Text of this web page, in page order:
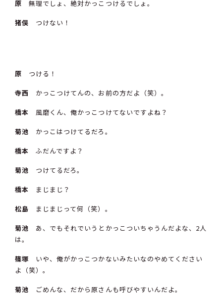
原 無理でしょ、絶対かっこつけるでしょ。
猪俣 つけない！
原 つける！
寺西 かっこつけてんの、お前の方だよ（笑）。
橋本 風磨くん、俺かっこつけてないですよね？
菊池 かっこはつけてるだろ。
橋本 ふだんですよ？
菊池 つけてるだろ。
橋本 まじまじ？
松島 まじまじって何（笑）。
菊池 あ、でもそれでいうとかっこついちゃうんだよな、2人
は。
篠塚 いや、俺がかっこつかないみたいなのやめてください
よ（笑）。
菊池 ごめんな、だから原さんも呼びやすいんだよ。